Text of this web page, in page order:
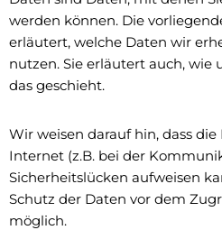
werden können. Die
erläutert, welche Daten wir
nutzen. Sie erläutert auch, wie
das geschieht.
Wir weisen darauf hin, dass
Internet (z.B. bei der
Sicherheitslücken aufweisen
Schutz der Daten vor dem
möglich.